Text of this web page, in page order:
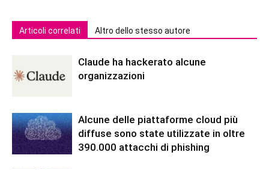
Articoli correlati Altro dello stesso autore
Claude ha hackerato alcune
organizzazioni
Alcune delle piattaforme cloud più
diffuse sono state utilizzate in oltre
390.000 attacchi di phishing